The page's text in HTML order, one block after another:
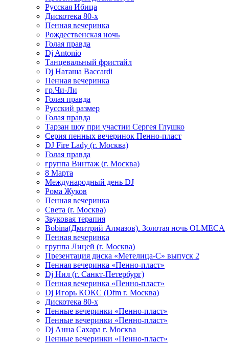
Русская Ибица
Дискотека 80-х
Пенная вечеринка
Рождественская ночь
Голая правда
Dj Antonio
Танцевальный фристайл
Dj Наташа Baccardi
Пенная вечеринка
гр.Чи-Ли
Голая правда
Русский размер
Голая правда
Тарзан шоу при участии Сергея Глушко
Серия пенных вечеринок Пенно-пласт
DJ Fire Lady (г. Москва)
Голая правда
группа Винтаж (г. Москва)
8 Марта
Международный день DJ
Рома Жуков
Пенная вечеринка
Света (г. Москва)
Звуковая терапия
Bobina(Дмитрий Алмазов). Золотая ночь OLMECA
Пенная вечеринка
группа Лицей (г. Москва)
Презентация диска «Метелица-С» выпуск 2
Пенная вечеринка «Пенно-пласт»
Dj Нил (г. Санкт-Петербург)
Пенная вечеринка «Пенно-пласт»
Dj Игорь КОКС (Dfm г. Москва)
Дискотека 80-х
Пенные вечеринки «Пенно-пласт»
Пенные вечеринки «Пенно-пласт»
Dj Анна Сахара г. Москва
Пенные вечеринки «Пенно-пласт»